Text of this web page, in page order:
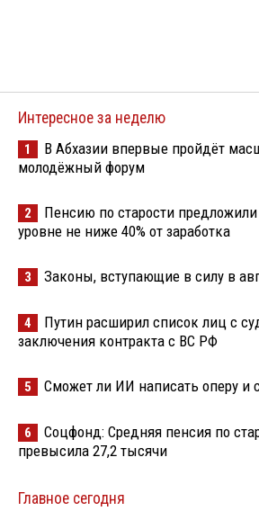
Интересное за неделю
1
В Абхазии впервые пройдёт
молодёжный форум
2
Пенсию по старости
уровне не ниже 40% от заработка
3 Законы, вступающие в силу в
4
Путин расширил список лиц с
заключения контракта с ВС РФ
5 Сможет ли ИИ написать оперу и
6
Соцфонд: Средняя пенсия по
превысила 27,2 тысячи
Главное сегодня